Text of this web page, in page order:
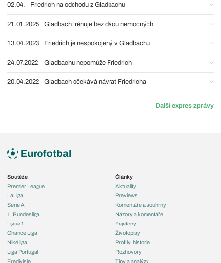
02.04. Friedrich na odchodu z Gladbachu
21.01.2025 Gladbach trénuje bez dvou nemocných
13.04.2023 Friedrich je nespokojený v Gladbachu
24.07.2022 Gladbachu nepomůže Friedrich
20.04.2022 Gladbach očekává návrat Friedricha
Další expres zprávy
Soutěže
Premier League
LaLiga
Serie A
1. Bundesliga
Ligue 1
Chance Liga
Niké liga
Liga Portugal
Eredivisie
Články
Aktuality
Previews
Komentáře a souhrny
Názory a komentáře
Fejetony
Životopisy
Profily, historie
Rozhovory
Tipy a analýzy